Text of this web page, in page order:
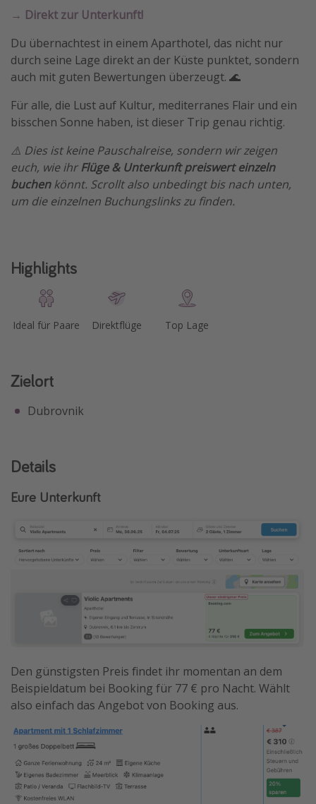
→ Direkt zur Unterkunft!
Du übernachtest in einem Aparthotel, das nicht nur
durch seine Lage direkt an der Küste punktet, sondern
auch mit guten Bewertungen überzeugt. 🌊
Für alle, die Lust auf Kultur, mediterranes Flair und ein
bisschen Sonne haben, ist dieser Trip genau richtig.
⚠️ Dies ist keine Pauschalreise, sondern wir zeigen
euch, wie ihrFlüge & Unterkunft preiswert einzeln
buchenkönnt. Scrollt also unbedingt bis nach unten,
um die einzelnen Buchungslinks zu finden.
Highlights
Ideal für Paare Direktflüge Top Lage
Zielort
Dubrovnik
Details
Eure Unterkunft
Den günstigsten Preis findet ihr momentan an dem
Beispieldatum bei Booking für 77 € pro Nacht. Wählt
also einfach das Angebot von Booking aus.